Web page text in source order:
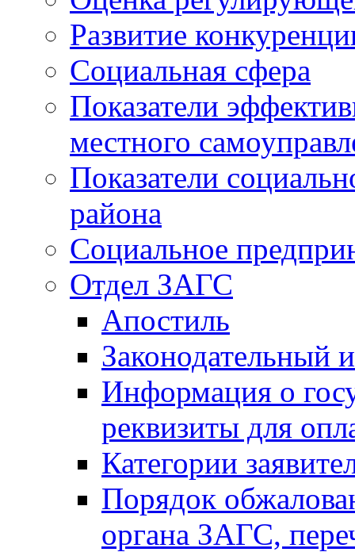
Развитие
Социальная сфера
Показатели
местного
Показатели
района
Социальное
Отдел ЗАГС
Апостиль
Законодательный
Информация о
реквизиты для
Категории
Порядок
органа ЗАГС,